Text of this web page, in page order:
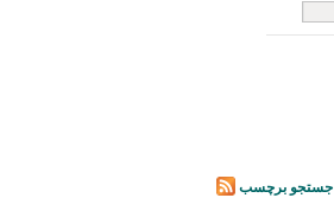
جستجو برچسب